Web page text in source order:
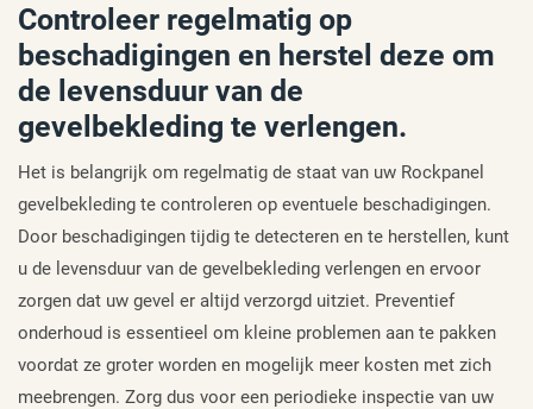
Controleer regelmatig op
beschadigingen en herstel deze om
de levensduur van de
gevelbekleding te verlengen.
Het is belangrijk om regelmatig de staat van uw Rockpanel
gevelbekleding te controleren op eventuele beschadigingen.
Door beschadigingen tijdig te detecteren en te herstellen, kunt
u de levensduur van de gevelbekleding verlengen en ervoor
zorgen dat uw gevel er altijd verzorgd uitziet. Preventief
onderhoud is essentieel om kleine problemen aan te pakken
voordat ze groter worden en mogelijk meer kosten met zich
meebrengen. Zorg dus voor een periodieke inspectie van uw